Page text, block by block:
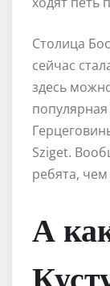
Столица
сейчас
здесь
Sziget.
ребята,
А